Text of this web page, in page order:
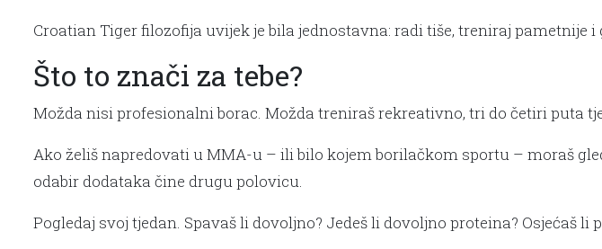
Croatian Tiger filozofija uvijek je bila jednostavna: radi tiše, treniraj
Što to znači za tebe?
Možda nisi profesionalni borac. Možda treniraš rekreativno, tri do četiri puta
Ako želiš napredovati u MMA-u – ili bilo kojem borilačkom sportu – moraš
odabir dodataka čine drugu polovicu.
Pogledaj svoj tjedan. Spavaš li dovoljno? Jedeš li dovoljno proteina? Osjećaš